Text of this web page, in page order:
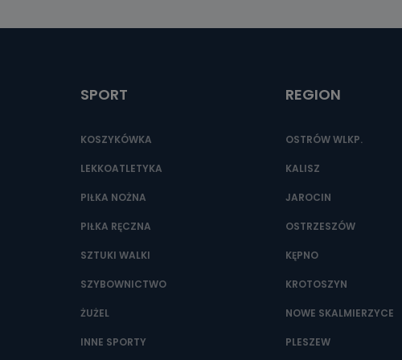
SPORT
KOSZYKÓWKA
LEKKOATLETYKA
PIŁKA NOŻNA
PIŁKA RĘCZNA
SZTUKI WALKI
SZYBOWNICTWO
ŻUŻEL
INNE SPORTY
REGION
OSTRÓW WLKP.
KALISZ
JAROCIN
OSTRZESZÓW
KĘPNO
KROTOSZYN
NOWE SKALMIERZYCE
PLESZEW